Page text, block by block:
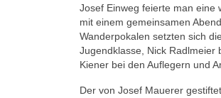
Josef Einweg feierte man eine
mit einem gemeinsamen
Wanderpokalen setzten sich
Jugendklasse, Nick Radlmeier
Kiener bei den Auflegern und
Der von Josef Mauerer